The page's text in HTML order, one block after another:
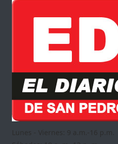
Lunes - Viernes: 9 a.m.-16 p.m.